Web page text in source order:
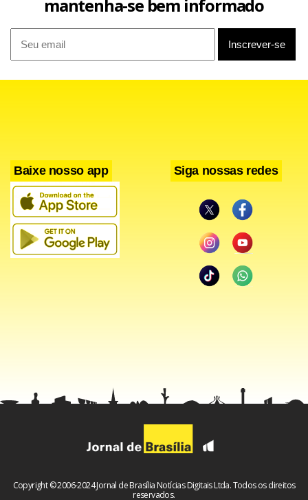
“A gente chegou aqui e vamos tentar alugar um barco para
a gente ir onde está as coordenadas que nos falaram da
mantenha-se bem informado
Baixe nosso app Siga nossas redes
Copyright © 2006-2024 Jornal de Brasília Notícias Digitais Ltda. Todos os direitos
reservados.